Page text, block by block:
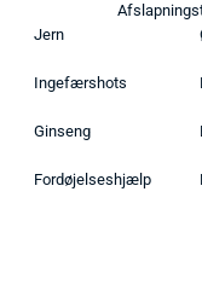
Jern
Ingefærshots
Ginseng
Fordøjelseshjælp